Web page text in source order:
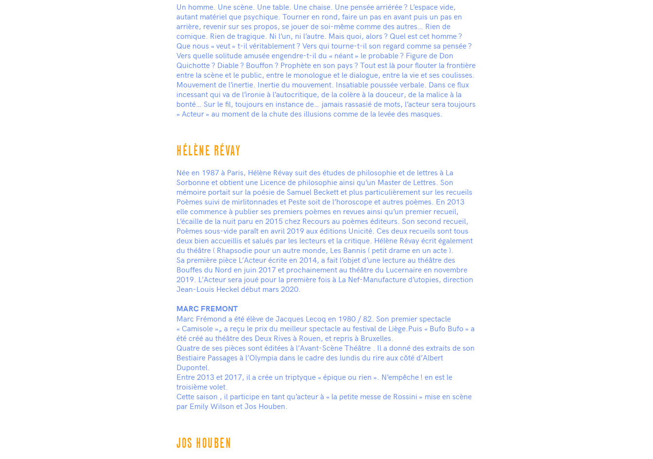
Un homme. Une scène. Une table. Une chaise. Une pensée arriérée ? L’espace vide,
autant matériel que psychique. Tourner en rond, faire un pas en avant puis un pas en
arrière, revenir sur ses propos, se jouer de soi-même comme des autres… Rien de
comique. Rien de tragique. Ni l’un, ni l’autre. Mais quoi, alors ? Quel est cet homme ?
Que nous « veut » t-il véritablement ? Vers qui tourne-t-il son regard comme sa pensée ?
Vers quelle solitude amusée engendre-t-il du « néant » le probable ? Figure de Don
Quichotte ? Diable ? Bouffon ? Prophète en son pays ? Tout est là pour flouter la frontière
entre la scène et le public, entre le monologue et le dialogue, entre la vie et ses coulisses.
Mouvement de l’inertie. Inertie du mouvement. Insatiable poussée verbale. Dans ce flux
incessant qui va de l’ironie à l’autocritique, de la colère à la douceur, de la malice à la
bonté… Sur le fil, toujours en instance de… jamais rassasié de mots, l’acteur sera toujours
« Acteur » au moment de la chute des illusions comme de la levée des masques.
HÉLÈNE RÉVAY
Née en 1987 à Paris, Hélène Révay suit des études de philosophie et de lettres à La
Sorbonne et obtient une Licence de philosophie ainsi qu’un Master de Lettres. Son
mémoire portait sur la poésie de Samuel Beckett et plus particulièrement sur les recueils
Poèmes suivi de mirlitonnades et Peste soit de l’horoscope et autres poèmes. En 2013
elle commence à publier ses premiers poèmes en revues ainsi qu’un premier recueil,
L’écaille de la nuit paru en 2015 chez Recours au poèmes éditeurs. Son second recueil,
Poèmes sous-vide paraît en avril 2019 aux éditions Unicité. Ces deux recueils sont tous
deux bien accueillis et salués par les lecteurs et la critique. Hélène Révay écrit également
du théâtre ( Rhapsodie pour un autre monde, Les Bannis ( petit drame en un acte ).
Sa première pièce L’Acteur écrite en 2014, a fait l’objet d’une lecture au théâtre des
Bouffes du Nord en juin 2017 et prochainement au théâtre du Lucernaire en novembre
2019. L’Acteur sera joué pour la première fois à La Nef-Manufacture d’utopies, direction
Jean-Louis Heckel début mars 2020.
MARC FREMONT
Marc Frémond a été élève de Jacques Lecoq en 1980 / 82. Son premier spectacle
« Camisole »„ a reçu le prix du meilleur spectacle au festival de Liège.Puis « Bufo Bufo » a
été créé au théâtre des Deux Rives à Rouen, et repris à Bruxelles.
Quatre de ses pièces sont éditées à l’Avant-Scène Théâtre . Il a donné des extraits de son
Bestiaire Passages à l’Olympia dans le cadre des lundis du rire aux côté d’Albert
Dupontel.
Entre 2013 et 2017, il a crée un triptyque « épique ou rien ». N’empêche ! en est le
troisième volet.
Cette saison , il participe en tant qu’acteur à « la petite messe de Rossini » mise en scène
par Emily Wilson et Jos Houben.
JOS HOUBEN